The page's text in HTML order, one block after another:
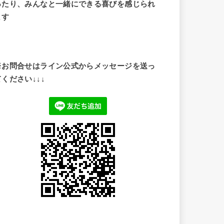
たり、みんなと一緒にできる喜びを感じられ
す
問合せはライン公式からメッセージを送っ
ください↓↓↓